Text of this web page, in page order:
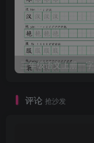
评论 抢沙发